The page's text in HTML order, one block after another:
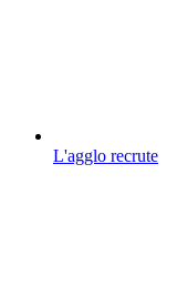
L'agglo recrute